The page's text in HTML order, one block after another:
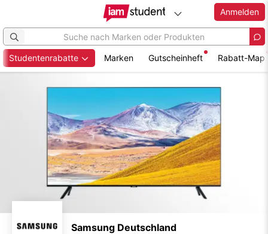
Anmelden
Studentenrabatte Marken Gutscheinheft Rabatt-Map
Samsung Deutschland